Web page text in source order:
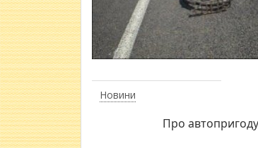
Новини
Про